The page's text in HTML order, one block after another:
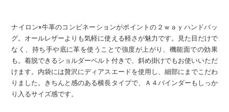
ナイロン×牛革のコンビネーションがポイントの２ｗａｙハンドバッ
グ。オールレザーよりも気軽に使える軽さが魅力です。見た目だけで
なく、持ち手や底に革を使うことで強度が上がり、機能面での効果
も。着脱できるショルダーベルト付きで、斜め掛けでもお使いいただ
けます。内袋には贅沢にディアスエードを使用し、細部にまでこだわ
りました。きちんと感のある横長タイプで、Ａ４バインダーもしっか
り入るサイズ感です。